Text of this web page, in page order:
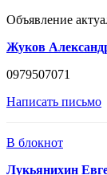
Объявление
Жуков
0979507071
Написать письмо
В блокнот
Лукьянихин